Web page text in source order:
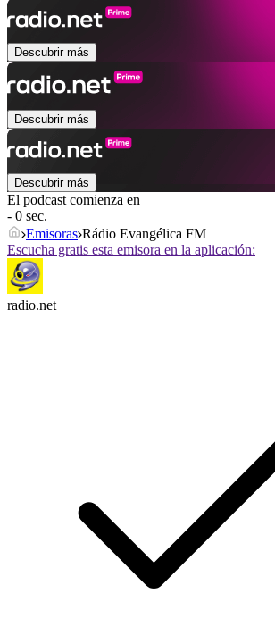
Descubrir más
Descubrir más
Descubrir más
El podcast comienza en
- 0 sec.
Emisoras Rádio Evangélica FM
Escucha gratis esta emisora en la aplicación:
radio.net